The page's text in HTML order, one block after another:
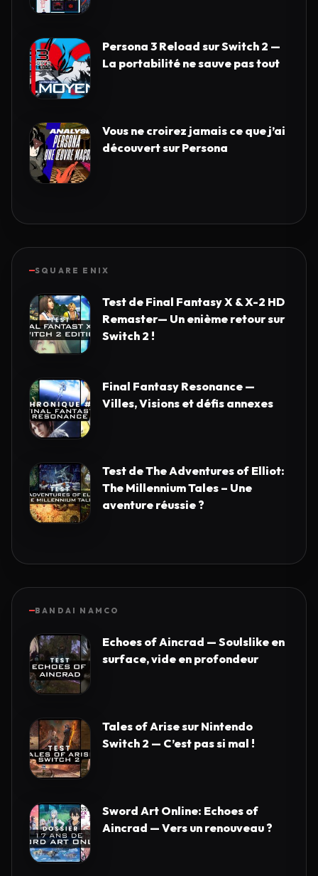
Persona 3 Reload sur Switch 2 —
La portabilité ne sauve pas tout
Vous ne croirez jamais ce que j’ai
découvert sur Persona
SQUARE ENIX
Test de Final Fantasy X & X-2 HD
Remaster— Un enième retour sur
Switch 2 !
Final Fantasy Resonance —
Villes, Visions et défis annexes
Test de The Adventures of Elliot:
The Millennium Tales – Une
aventure réussie ?
BANDAI NAMCO
Echoes of Aincrad — Soulslike en
surface, vide en profondeur
Tales of Arise sur Nintendo
Switch 2 — C’est pas si mal !
Sword Art Online: Echoes of
Aincrad — Vers un renouveau ?